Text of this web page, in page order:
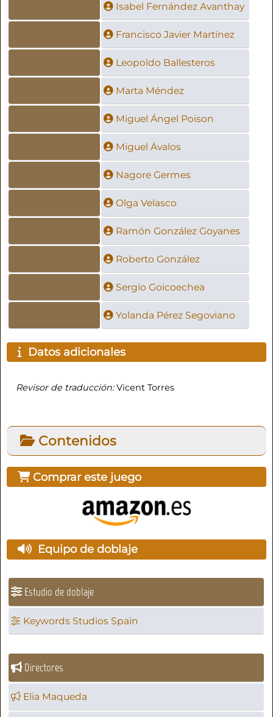
Isabel Fernández Avanthay
Francisco Javier Martínez
Leopoldo Ballesteros
Marta Méndez
Miguel Ángel Poison
Miguel Ávalos
Nagore Germes
Olga Velasco
Ramón González Goyanes
Roberto González
Sergio Goicoechea
Yolanda Pérez Segoviano
Datos adicionales
Revisor de traducción:Vicent Torres
Contenidos
Comprar este juego
Equipo de doblaje
Estudio de doblaje
Keywords Studios Spain
Directores
Elia Maqueda